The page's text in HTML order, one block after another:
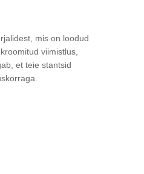
mis on loodud
viimistlus,
et teie stantsid